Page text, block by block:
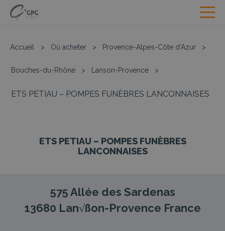
Accueil > Où acheter > Provence-Alpes-Côte d'Azur >
Bouches-du-Rhône > Lanson-Provence >
ETS PETIAU – POMPES FUNÈBRES LANCONNAISES
ETS PETIAU – POMPES FUNÈBRES
LANCONNAISES
575 Allée des Sardenas
13680 Lan√ßon-Provence France